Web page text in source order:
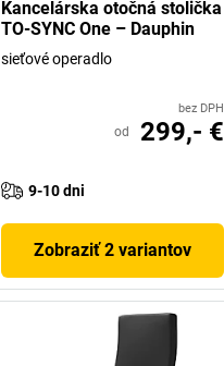
Kancelárska otočná stolička
TO-SYNC One – Dauphin
sieťové operadlo
bez DPH
od 299,- €
9-10 dni
Zobraziť 2 variantov